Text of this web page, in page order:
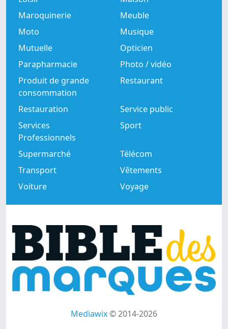
Maroquinerie
Meuble
Moto
Musique
Mutuelle
Opticien
Parapharmacie
Photo / vidéo
Produit de grande
consommation
Restaurant
Restauration
Service public
Services
Professionnels
Sport
Supermarché
Télécom
Transport
Vêtements
Voiture
Voyage
Mediawix© 2014-2026